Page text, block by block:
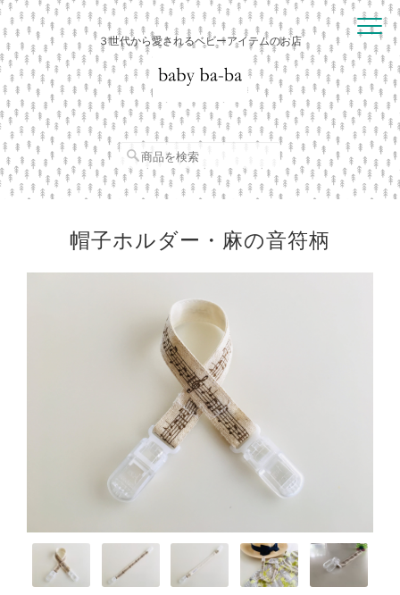
３世代から愛されるベビーアイテムのお店
帽子ホルダー・麻の音符柄